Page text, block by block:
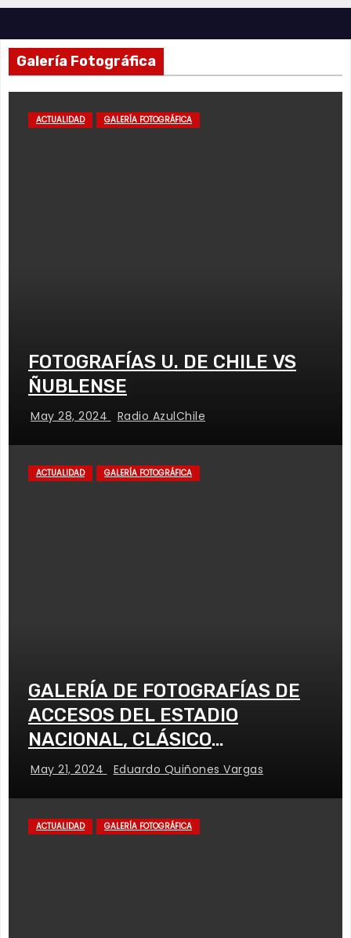
Galería Fotográfica
ACTUALIDAD GALERÍA FOTOGRÁFICA
FOTOGRAFÍAS U. DE CHILE VS
ÑUBLENSE
May 28, 2024 Radio AzulChile
ACTUALIDAD GALERÍA FOTOGRÁFICA
GALERÍA DE FOTOGRAFÍAS DE
ACCESOS DEL ESTADIO
NACIONAL, CLÁSICO
UNIVERSITARIO
May 21, 2024 Eduardo Quiñones Vargas
ACTUALIDAD GALERÍA FOTOGRÁFICA